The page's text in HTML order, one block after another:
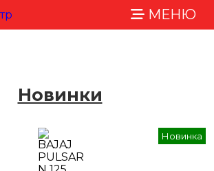
МЕНЮ
Новинки
Новинка